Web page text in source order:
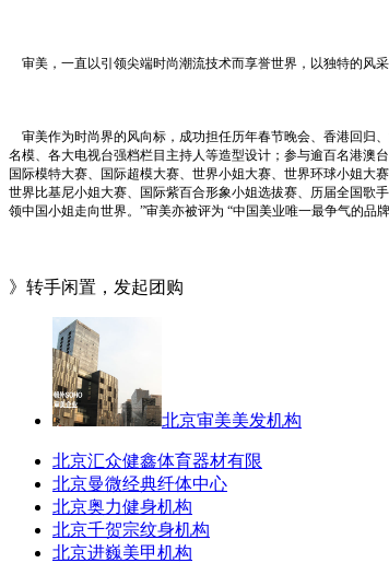
审美，一直以引领尖端时尚潮流技术而享誉世界，以独特的风
审美作为时尚界的风向标，成功担任历年春节晚会、香港回归
名模、各大电视台强档栏目主持人等造型设计；参与逾百名港澳
国际模特大赛、国际超模大赛、世界小姐大赛、世界环球小姐大
世界比基尼小姐大赛、国际紫百合形象小姐选拔赛、历届全国歌
领中国小姐走向世界。”审美亦被评为 “中国美业唯一最争气的品牌
》转手闲置，发起团购
北京审美美发机构
北京汇众健鑫体育器材有限
北京曼微经典纤体中心
北京奥力健身机构
北京千贺宗纹身机构
北京进巍美甲机构